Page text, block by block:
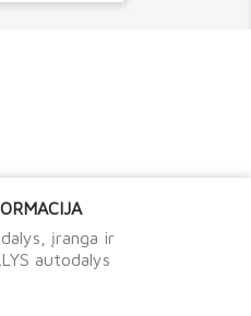
įranga ir
autodalys